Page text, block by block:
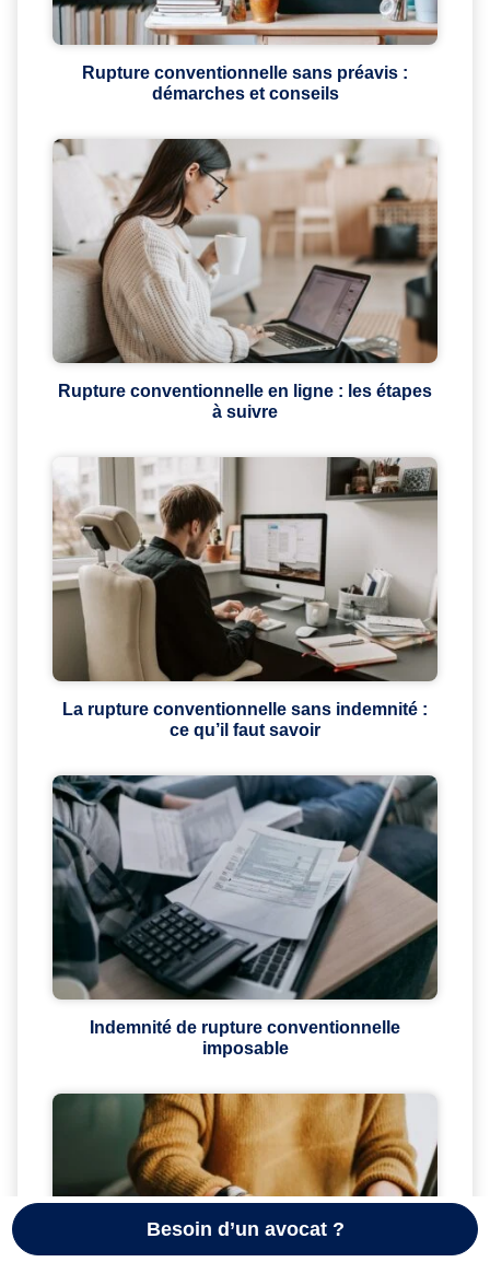
Rupture conventionnelle sans préavis :
démarches et conseils
Rupture conventionnelle en ligne : les étapes
à suivre
La rupture conventionnelle sans indemnité :
ce qu’il faut savoir
Indemnité de rupture conventionnelle
imposable
Besoin d’un avocat ?